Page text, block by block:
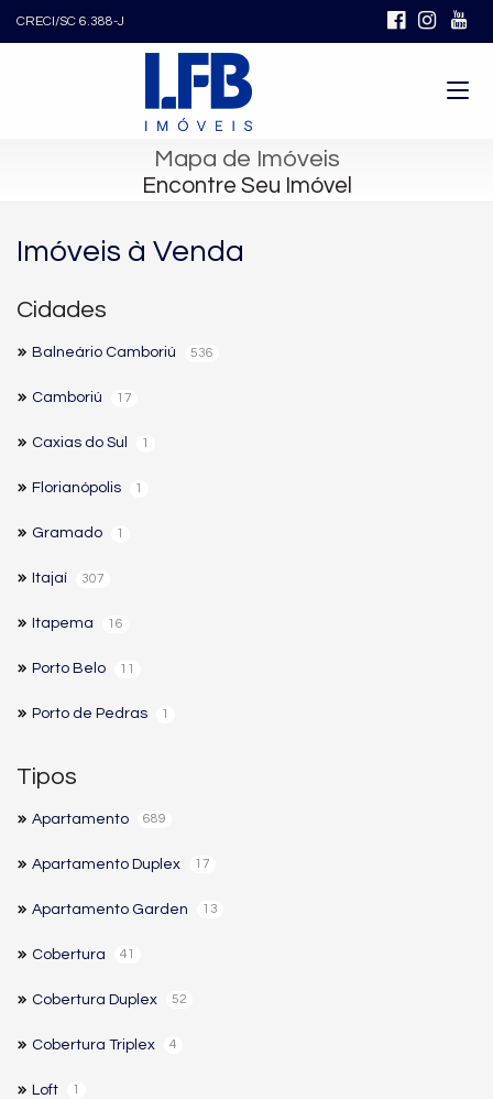
CRECI/SC 6.388-J
Mapa de Imóveis
Encontre Seu Imóvel
Imóveis à Venda
Cidades
Balneário Camboriú 536
Camboriú 17
Caxias do Sul 1
Florianópolis 1
Gramado 1
Itajaí 307
Itapema 16
Porto Belo 11
Porto de Pedras 1
Tipos
Apartamento 689
Apartamento Duplex 17
Apartamento Garden 13
Cobertura 41
Cobertura Duplex 52
Cobertura Triplex 4
Loft 1